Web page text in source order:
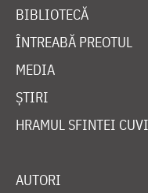
BIBLIOTECĂ
ÎNTREABĂ PREOTUL
MEDIA
ȘTIRI
HRAMUL SFINTEI
AUTORI